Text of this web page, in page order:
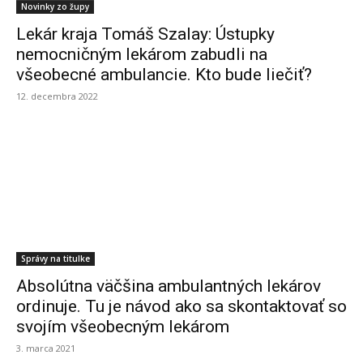
Novinky zo župy
Lekár kraja Tomáš Szalay: Ústupky
nemocničným lekárom zabudli na
všeobecné ambulancie. Kto bude liečiť?
12. decembra 2022
Správy na titulke
Absolútna väčšina ambulantných lekárov
ordinuje. Tu je návod ako sa skontaktovať so
svojím všeobecným lekárom
3. marca 2021